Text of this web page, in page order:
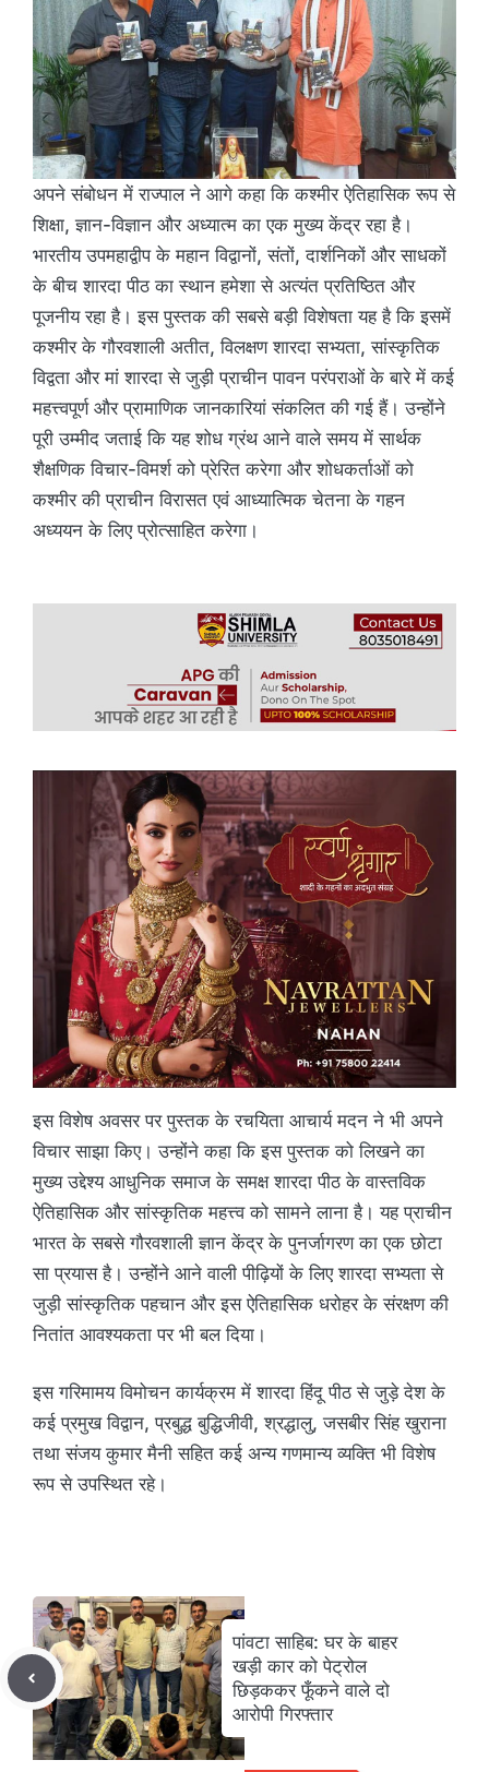
अपने संबोधन में राज्पाल ने आगे कहा कि कश्मीर ऐतिहासिक रूप से
शिक्षा, ज्ञान-विज्ञान और अध्यात्म का एक मुख्य केंद्र रहा है।
भारतीय उपमहाद्वीप के महान विद्वानों, संतों, दार्शनिकों और साधकों
के बीच शारदा पीठ का स्थान हमेशा से अत्यंत प्रतिष्ठित और
पूजनीय रहा है। इस पुस्तक की सबसे बड़ी विशेषता यह है कि इसमें
कश्मीर के गौरवशाली अतीत, विलक्षण शारदा सभ्यता, सांस्कृतिक
विद्वता और मां शारदा से जुड़ी प्राचीन पावन परंपराओं के बारे में कई
महत्त्वपूर्ण और प्रामाणिक जानकारियां संकलित की गई हैं। उन्होंने
पूरी उम्मीद जताई कि यह शोध ग्रंथ आने वाले समय में सार्थक
शैक्षणिक विचार-विमर्श को प्रेरित करेगा और शोधकर्ताओं को
कश्मीर की प्राचीन विरासत एवं आध्यात्मिक चेतना के गहन
अध्ययन के लिए प्रोत्साहित करेगा।
इस विशेष अवसर पर पुस्तक के रचयिता आचार्य मदन ने भी अपने
विचार साझा किए। उन्होंने कहा कि इस पुस्तक को लिखने का
मुख्य उद्देश्य आधुनिक समाज के समक्ष शारदा पीठ के वास्तविक
ऐतिहासिक और सांस्कृतिक महत्त्व को सामने लाना है। यह प्राचीन
भारत के सबसे गौरवशाली ज्ञान केंद्र के पुनर्जागरण का एक छोटा
सा प्रयास है। उन्होंने आने वाली पीढ़ियों के लिए शारदा सभ्यता से
जुड़ी सांस्कृतिक पहचान और इस ऐतिहासिक धरोहर के संरक्षण की
नितांत आवश्यकता पर भी बल दिया।
इस गरिमामय विमोचन कार्यक्रम में शारदा हिंदू पीठ से जुड़े देश के
कई प्रमुख विद्वान, प्रबुद्ध बुद्धिजीवी, श्रद्धालु, जसबीर सिंह खुराना
तथा संजय कुमार मैनी सहित कई अन्य गणमान्य व्यक्ति भी विशेष
रूप से उपस्थित रहे।
पांवटा साहिब: घर के बाहर
खड़ी कार को पेट्रोल
छिड़ककर फूँकने वाले दो
आरोपी गिरफ्तार